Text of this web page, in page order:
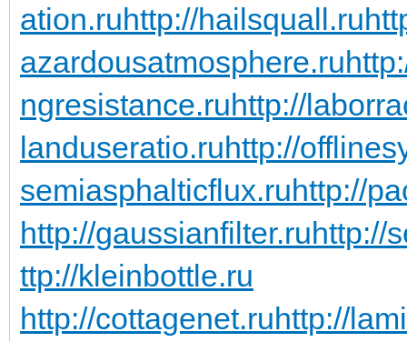
ation.ruhttp://hailsquall.ru
azardousatmosphere.ru
ngresistance.ruhttp://
landuseratio.ruhttp://
semiasphalticflux.ruhttp://
http://gaussianfilter.ruhttp://
ttp://kleinbottle.ru
http://cottagenet.ruhttp://